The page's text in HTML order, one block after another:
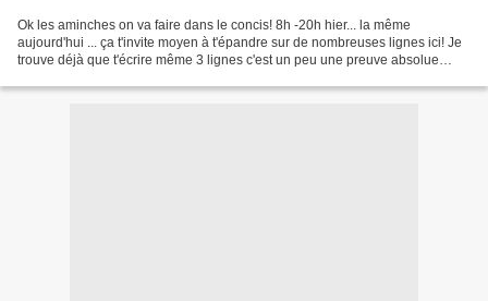
Ok les aminches on va faire dans le concis! 8h -20h hier... la même
aujourd'hui ... ça t'invite moyen à t'épandre sur de nombreuses lignes ici! Je
trouve déjà que t'écrire même 3 lignes c'est un peu une preuve absolue